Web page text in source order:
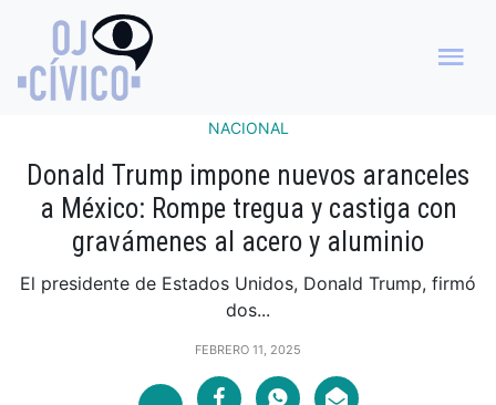
NACIONAL
Donald Trump impone nuevos aranceles
a México: Rompe tregua y castiga con
gravámenes al acero y aluminio
El presidente de Estados Unidos, Donald Trump, firmó
dos...
FEBRERO 11, 2025